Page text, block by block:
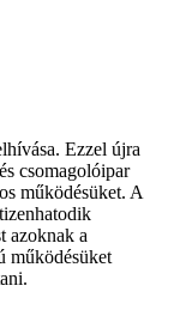
Ezzel újra
csomagolóipar
működésüket. A
azoknak a
működésüket